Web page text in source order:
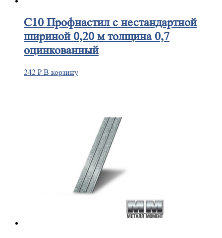
С10Профнастил с нестандартной
шириной 0,20 м толщина 0,7
оцинкованный
242 ₽ В корзину